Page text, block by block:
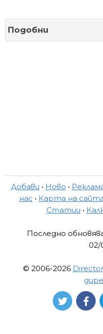
Подобни
Добави • Ново •
нас • Карта на
Статии •
Последно
02/
© 2006-2026